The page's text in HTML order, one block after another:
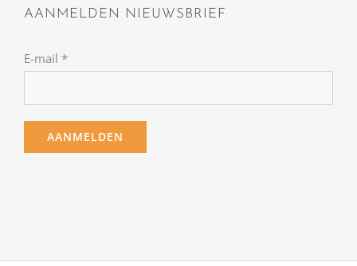
AANMELDEN NIEUWSBRIEF
E-mail *